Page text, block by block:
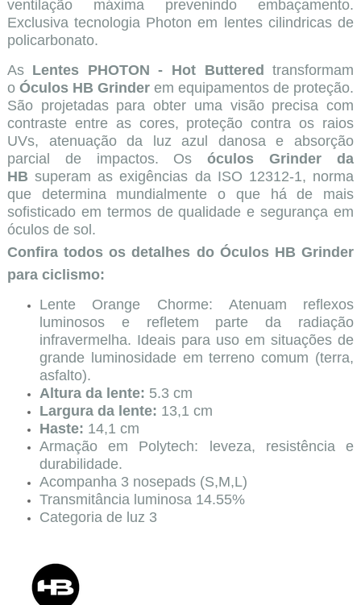
ventilação máxima prevenindo embaçamento.
Exclusiva tecnologia Photon em lentes cilindricas de
policarbonato.
As Lentes PHOTON - Hot Buttered
transformam
o Óculos HB Grinder em equipamentos de proteção.
São projetadas para obter uma visão precisa com
contraste entre as cores, proteção contra os raios
UVs, atenuação da luz azul danosa e absorção
parcial de impactos. Os óculos Grinder da
HB superam as exigências da ISO 12312-1, norma
que determina mundialmente o que há de mais
sofisticado em termos de qualidade e segurança em
óculos de sol.
Confira todos os detalhes do Óculos HB Grinder
para ciclismo:
Lente Orange Chorme: Atenuam reflexos
luminosos e refletem parte da radiação
infravermelha. Ideais para uso em situações de
grande luminosidade em terreno comum (terra,
asfalto).
Altura da lente: 5.3 cm
Largura da lente: 13,1 cm
Haste: 14,1 cm
Armação em Polytech: leveza, resistência e
durabilidade.
Acompanha 3 nosepads (S,M,L)
Transmitância luminosa 14.55%
Categoria de luz 3